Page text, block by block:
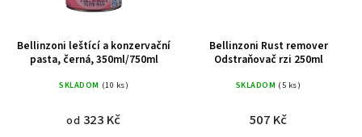
Bellinzoni leštící a konzervační
pasta, černá, 350ml/750ml
SKLADOM (10 ks)
od 323 Kč
Bellinzoni Rust remover
Odstraňovač rzi 250ml
SKLADOM (5 ks)
507 Kč